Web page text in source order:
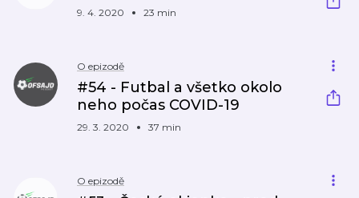
9. 4. 2020 23 min
O epizodě
#54 - Futbal a všetko okolo
neho počas COVID-19
29. 3. 2020 37 min
O epizodě